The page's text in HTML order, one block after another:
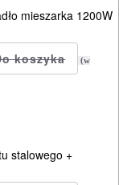
mieszarka 1200W
(w
stalowego +